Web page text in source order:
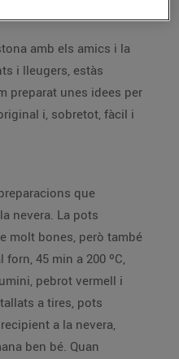
amb els amics i la
i lleugers, estàs
preparat unes idees per
i, sobretot, fàcil i
que
nevera. La pots
molt bones, però també
45 min a 200 ºC,
pebrot vermell i
a tires, pots
a la nevera,
ben bé. Quan